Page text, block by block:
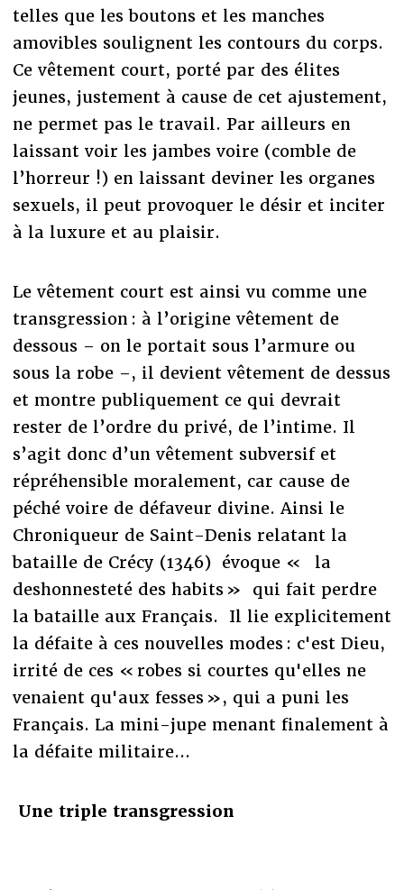
telles que les boutons et les manches
amovibles soulignent les contours du corps.
Ce vêtement court, porté par des élites
jeunes, justement à cause de cet ajustement,
ne permet pas le travail. Par ailleurs en
laissant voir les jambes voire (comble de
l’horreur !) en laissant deviner les organes
sexuels, il peut provoquer le désir et inciter
à la luxure et au plaisir.
Le vêtement court est ainsi vu comme une
transgression : à l’origine vêtement de
dessous – on le portait sous l’armure ou
sous la robe –, il devient vêtement de dessus
et montre publiquement ce qui devrait
rester de l’ordre du privé, de l’intime. Il
s’agit donc d’un vêtement subversif et
répréhensible moralement, car cause de
péché voire de défaveur divine. Ainsi le
Chroniqueur de Saint-Denis relatant la
bataille de Crécy (1346) évoque « la
deshonnesteté des habits » qui fait perdre
la bataille aux Français. Il lie explicitement
la défaite à ces nouvelles modes : c'est Dieu,
irrité de ces « robes si courtes qu'elles ne
venaient qu'aux fesses », qui a puni les
Français. La mini-jupe menant finalement à
la défaite militaire...
Une triple transgression